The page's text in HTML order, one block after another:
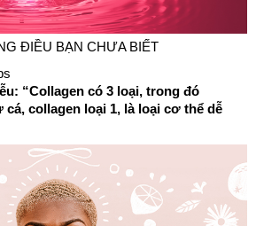
ĐIỀU BẠN CHƯA BIẾT
“Collagen có 3 loại, trong đó
collagen loại 1, là loại cơ thể dễ